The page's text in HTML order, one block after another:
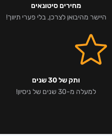
מחירים סיטונאים
היישר מהיבואן לצרכן, בלי פערי תיווך!
ותק של 30 שנים
למעלה מ-30 שנים של ניסיון!